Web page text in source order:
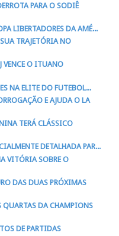
PARA O SODIÊ
LIBERTADORES DA AMÉ...
TRAJETÓRIA NO
VENCE O ITUANO
NA ELITE DO FUTEBOL...
E AJUDA O LA
TERÁ CLÁSSICO
DETALHADA PAR...
VITÓRIA SOBRE O
DAS DUAS PRÓXIMAS
QUARTAS DA CHAMPIONS
DE PARTIDAS